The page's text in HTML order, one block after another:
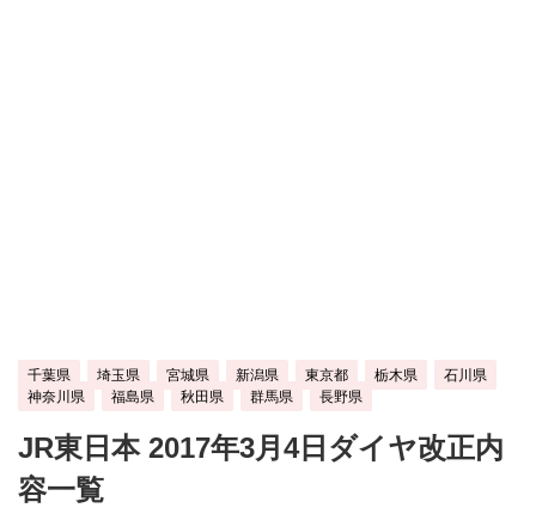
千葉県 埼玉県 宮城県 新潟県 東京都 栃木県
石川県
神奈川県
福島県 秋田県 群馬県 長野県
JR東日本 2017年3月4日ダイヤ改正内
容一覧